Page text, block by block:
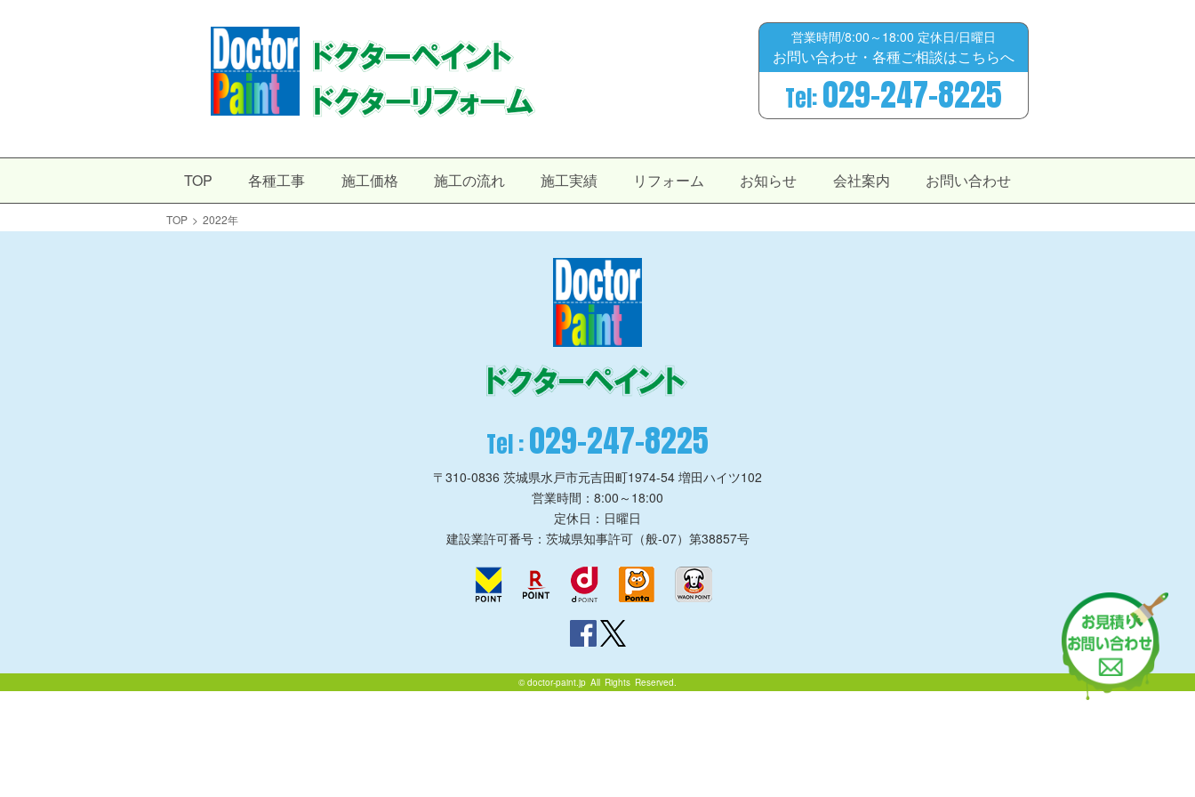
営業時間/8:00～18:00 定休日/日曜日
お問い合わせ・各種ご相談はこちらへ
Tel:029-247-8225
TOP 各種工事 施工価格 施工の流れ 施工実績 リフォーム お知らせ 会社案内 お問い合わせ
TOP > 2022年
Tel :029-247-8225
〒310-0836 茨城県水戸市元吉田町1974-54 増田ハイツ102
営業時間：8:00～18:00
定休日：日曜日
建設業許可番号：茨城県知事許可（般-07）第38857号
©doctor-paint.jp All Rights Reserved.